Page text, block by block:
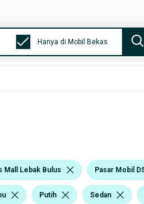
Hanya di Mobil Bekas
Mall Lebak Bulus Pasar Mobil
Putih Sedan